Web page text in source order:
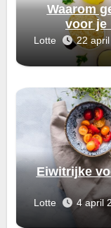
Waarom
voor je
Lotte 22
Eiwitrijke
Lotte 4 april